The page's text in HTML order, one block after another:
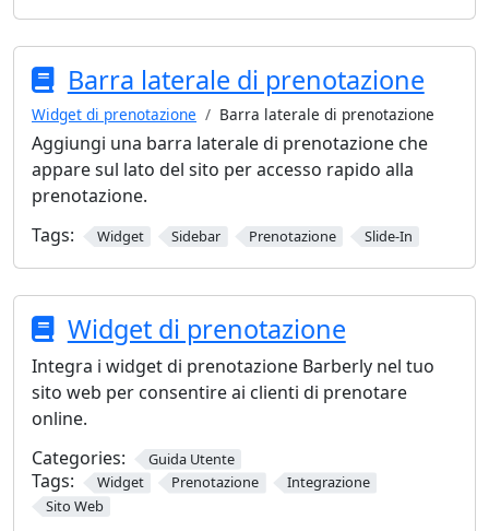
Barra laterale di prenotazione
Widget di prenotazione Barra laterale di prenotazione
Aggiungi una barra laterale di prenotazione che
appare sul lato del sito per accesso rapido alla
prenotazione.
Tags:
Widget Sidebar Prenotazione Slide-In
Widget di prenotazione
Integra i widget di prenotazione Barberly nel tuo
sito web per consentire ai clienti di prenotare
online.
Categories:
Guida Utente
Tags: Widget Prenotazione
Integrazione
Sito Web